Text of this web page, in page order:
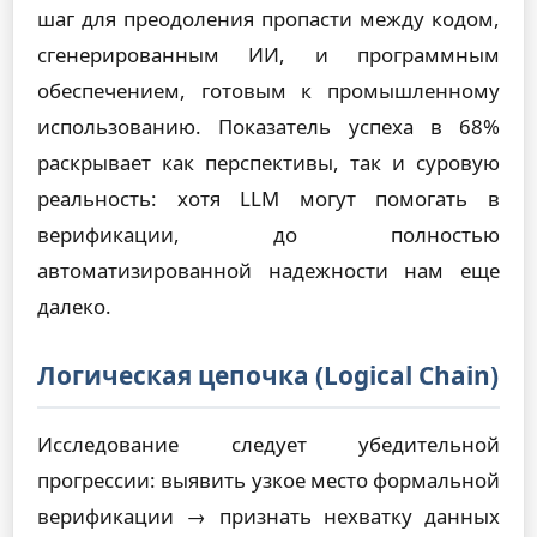
шаг для преодоления пропасти между кодом,
сгенерированным ИИ, и программным
обеспечением, готовым к промышленному
использованию. Показатель успеха в 68%
раскрывает как перспективы, так и суровую
реальность: хотя LLM могут помогать в
верификации, до полностью
автоматизированной надежности нам еще
далеко.
Логическая цепочка (Logical Chain)
Исследование следует убедительной
прогрессии: выявить узкое место формальной
верификации → признать нехватку данных